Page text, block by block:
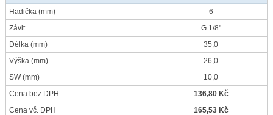
Hadička (mm)
6
Závit
G 1/8"
Délka (mm)
35,0
Výška (mm)
26,0
SW(mm)
10,0
Cena bez DPH
136,80 Kč
Cena vč. DPH
165,53 Kč